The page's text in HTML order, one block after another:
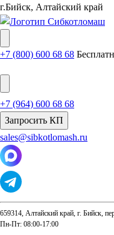
г.Бийск, Алтайский край
+7 (800) 600 68 68
+7 (964) 600 68 68
Запросить КП
sales@sibkotlomash.ru
659314, Алтайский край, г. Бийск,
Пн-Пт: 08:00-17:00